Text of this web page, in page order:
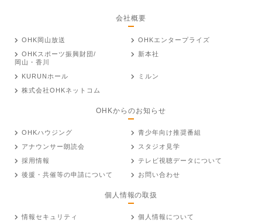
会社概要
OHK岡山放送
OHKエンタープライズ
OHKスポーツ振興財団/
岡山・香川
新本社
KURUNホール
ミルン
株式会社OHKネットコム
OHKからのお知らせ
OHKハウジング
青少年向け推奨番組
アナウンサー朗読会
スタジオ見学
採用情報
テレビ視聴データについて
後援・共催等の申請について
お問い合わせ
個人情報の取扱
情報セキュリティ 個人情報について